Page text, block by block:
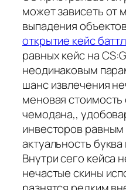
может зависеть от
выпадения
открытие кейс баттл
равных кейс на
неодинаковым
шанс извлечения
меновая
чемодана,,
инвесторов
актуальность
Внутри сего кейса
нечастые скины